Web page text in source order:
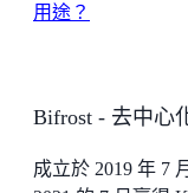
用途？
Bifrost - 去中心
成立於 2019 年 7